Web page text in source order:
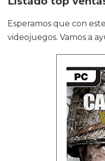
Esperamos que con
videojuegos. Vamos a